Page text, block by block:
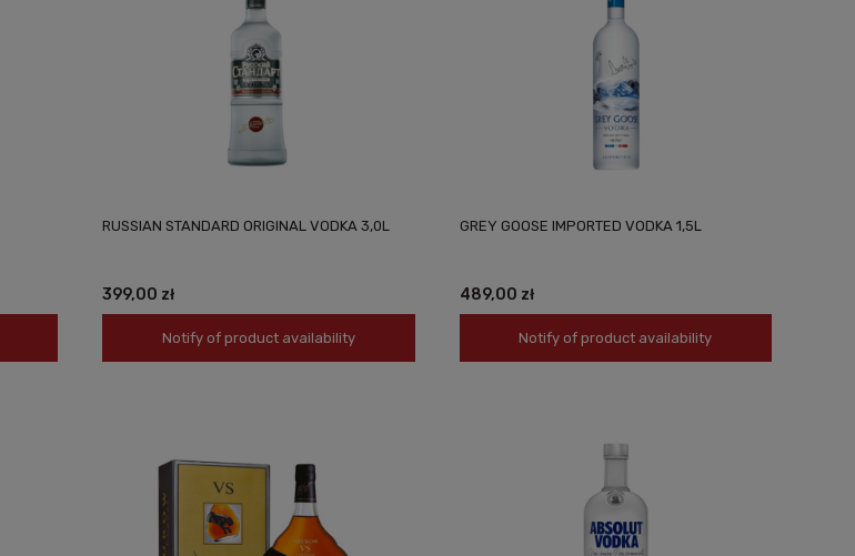
RUSSIAN STANDARD ORIGINAL VODKA 3,0L
399,00 zł
Notify of product availability
GREY GOOSE IMPORTED VODKA 1,5L
489,00 zł
Notify of product availability